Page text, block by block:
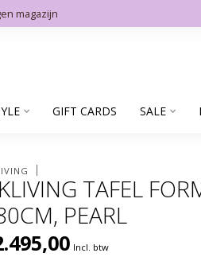
magazijn
GIFT CARDS SALE
TAFEL
PEARL
Incl. btw